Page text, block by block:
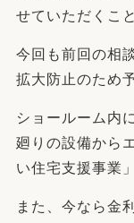
せていただくこ
今回も前回の相
拡大防止のため
ショールーム内
廻りの設備から
い住宅支援事業
また、今なら金